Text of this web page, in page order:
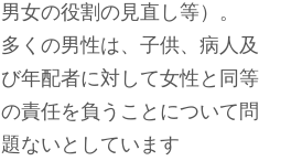
男女の役割の見直し等）。
多くの男性は、子供、病人及
び年配者に対して女性と同等
の責任を負うことについて問
題ないとしています